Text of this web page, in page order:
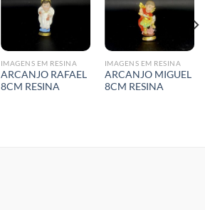
IMAGENS EM RESINA
ARCANJO RAFAEL
8CM RESINA
IMAGENS EM RESINA
ARCANJO MIGUEL
8CM RESINA